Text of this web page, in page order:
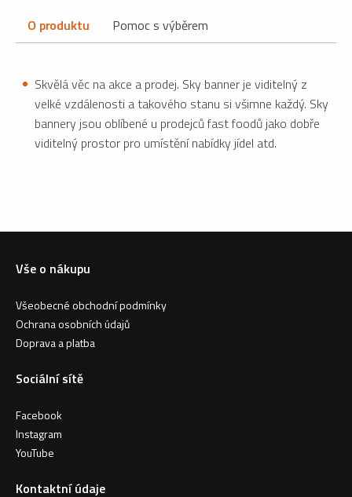
O produktu Pomoc s výběrem
Skvělá věc na akce a prodej. Sky banner je viditelný z
velké vzdálenosti a takového stanu si všimne každý. Sky
bannery jsou oblíbené u prodejců fast foodů jako dobře
viditelný prostor pro umístění nabídky jídel atd.
Vše o nákupu
Všeobecné obchodní podmínky
Ochrana osobních údajů
Doprava a platba
Sociální sítě
Facebook
Instagram
YouTube
Kontaktní údaje